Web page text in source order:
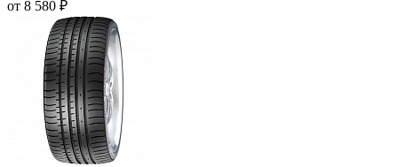
от 8 580 ₽